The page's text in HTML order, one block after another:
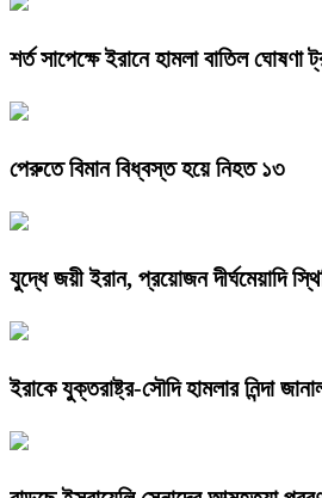
শর্ত সাপেক্ষে ইরানে হামলা বাতিল ঘোষণা
পেরুতে বিমান বিধ্বস্ত হয়ে নিহত ১৩
যুদ্ধে জয়ী ইরান, প্রয়োজন দীর্ঘমেয়াদি
ইরাকে যুক্তরাষ্ট্র-সৌদি হামলার নিন্দা